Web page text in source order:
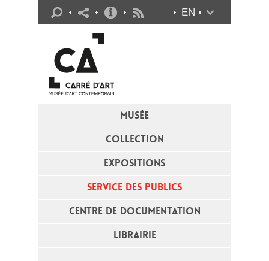
MUSÉE
COLLECTION
EXPOSITIONS
SERVICE DES PUBLICS
CENTRE DE DOCUMENTATION
LIBRAIRIE
EN
Infos pratiques